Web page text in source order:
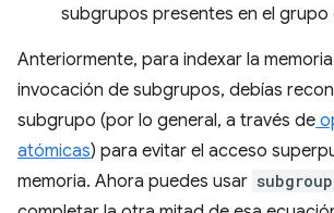
subgrupos presentes en el grupo
Anteriormente, para indexar la
invocación de subgrupos, debías
subgrupo (por lo general, a través de
atómicas) para evitar el acceso
memoria. Ahora puedes usar